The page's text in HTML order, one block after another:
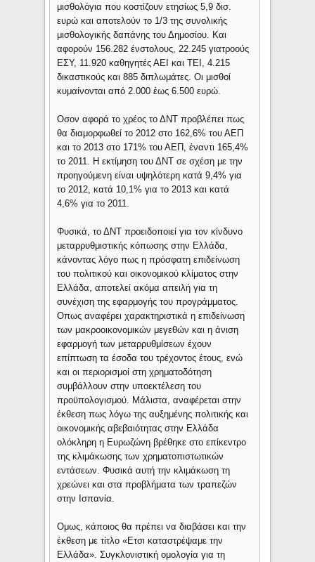
μισθολόγια που κοστίζουν ετησίως 5,9 δισ.
ευρώ και αποτελούν το 1/3 της συνολικής
μισθολογικής δαπάνης του Δημοσίου. Και
αφορούν 156.282 ένστολους, 22.245 γιατροούς
ΕΣΥ, 11.920 καθηγητές ΑΕΙ και ΤΕΙ, 4.215
δικαστικούς και 885 διπλωμάτες. Οι μισθοί
κυμαίνονται από 2.000 έως 6.500 ευρώ.
Οσον αφορά το χρέος το ΔΝΤ προβλέπει πως
θα διαμορφωθεί το 2012 στο 162,6% του ΑΕΠ
και το 2013 στο 171% του ΑΕΠ, έναντι 165,4%
το 2011. Η εκτίμηση του ΔΝΤ σε σχέση με την
προηγούμενη είναι υψηλότερη κατά 9,4% για
το 2012, κατά 10,1% για το 2013 και κατά
4,6% για το 2011.
Φυσικά, το ΔΝΤ προειδοποιεί για τον κίνδυνο
μεταρρυθμιστικής κόπωσης στην Ελλάδα,
κάνοντας λόγο πως η πρόσφατη επιδείνωση
του πολιτικού και οικονομικού κλίματος στην
Ελλάδα, αποτελεί ακόμα απειλή για τη
συνέχιση της εφαρμογής του προγράμματος.
Οπως αναφέρει χαρακτηριστικά η επιδείνωση
των μακροοικονομικών μεγεθών και η άνιση
εφαρμογή των μεταρρυθμίσεων έχουν
επίπτωση τα έσοδα του τρέχοντος έτους, ενώ
και οι περιορισμοί στη χρηματοδότηση
συμβάλλουν στην υποεκτέλεση του
προϋπολογισμού. Μάλιστα, αναφέρεται στην
έκθεση πως λόγω της αυξημένης πολιτικής και
οικονομικής αβεβαιότητας στην Ελλάδα
ολόκληρη η Ευρωζώνη βρέθηκε στο επίκεντρο
της κλιμάκωσης των χρηματοπιστωτικών
εντάσεων. Φυσικά αυτή την κλιμάκωση τη
χρεώνει και στα προβλήματα των τραπεζών
στην Ισπανία.
Ομως, κάποιος θα πρέπει να διαβάσει και την
έκθεση με τίτλο «Ετσι καταστρέψαμε την
Ελλάδα». Συγκλονιστική ομολογία για τη